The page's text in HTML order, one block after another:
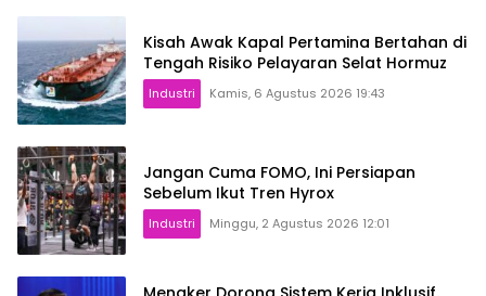
Kisah Awak Kapal Pertamina Bertahan di
Tengah Risiko Pelayaran Selat Hormuz
Industri Kamis, 6 Agustus 2026 19:43
Jangan Cuma FOMO, Ini Persiapan
Sebelum Ikut Tren Hyrox
Industri Minggu, 2 Agustus 2026 12:01